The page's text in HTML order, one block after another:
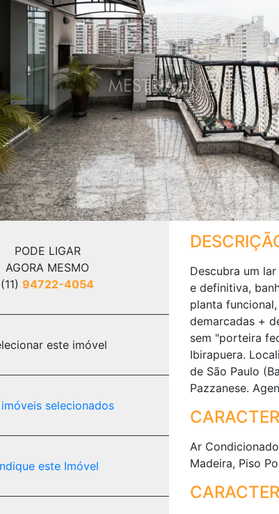
PODE LIGAR
AGORA MESMO
(11) 94722-4054
este imóvel
selecionados
este Imóvel
Descubra um
e definitiva,
planta
demarcadas +
sem "porteira
Ibirapuera.
de São Paulo
Pazzanese.
Ar
Madeira, Piso